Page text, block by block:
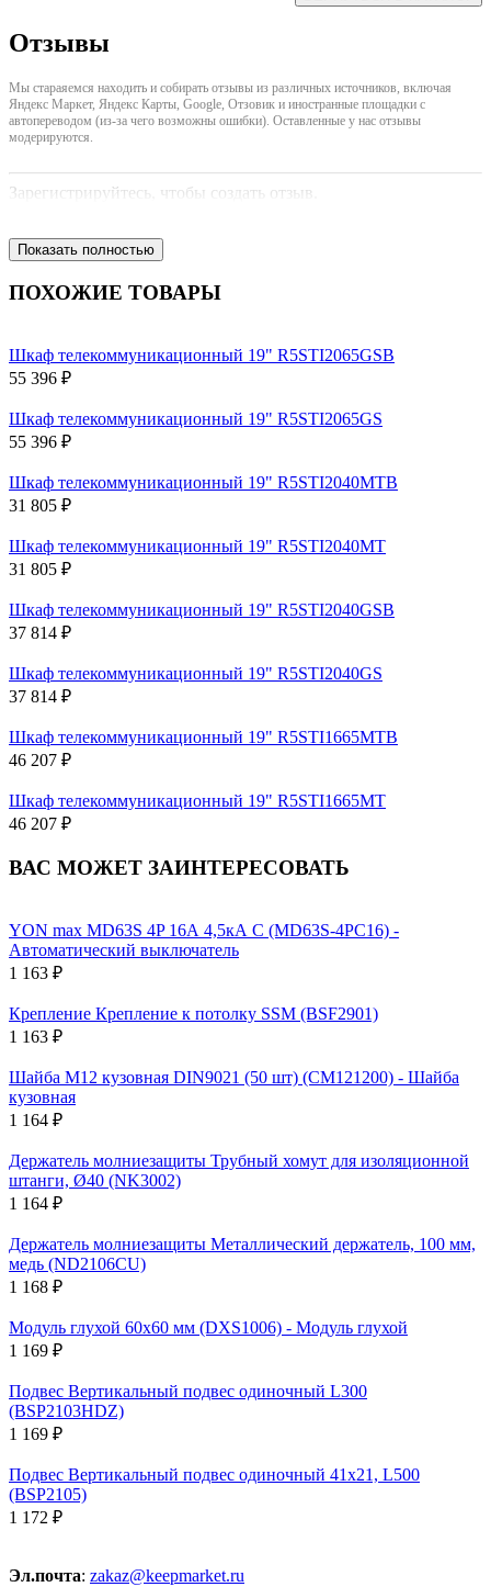
Отзывы
Мы стараяемся находить и собирать отзывы из различных источников, включая
Яндекс Маркет, Яндекс Карты, Google, Отзовик и иностранные площадки с
автопереводом (из-за чего возможны ошибки). Оставленные у нас отзывы
модерируются.
Зарегистрируйтесь, чтобы создать отзыв.
Показать полностью
ПОХОЖИЕ ТОВАРЫ
Шкаф телекоммуникационный 19" R5STI2065GSB
55 396 ₽
Шкаф телекоммуникационный 19" R5STI2065GS
55 396 ₽
Шкаф телекоммуникационный 19" R5STI2040MTB
31 805 ₽
Шкаф телекоммуникационный 19" R5STI2040MT
31 805 ₽
Шкаф телекоммуникационный 19" R5STI2040GSB
37 814 ₽
Шкаф телекоммуникационный 19" R5STI2040GS
37 814 ₽
Шкаф телекоммуникационный 19" R5STI1665MTB
46 207 ₽
Шкаф телекоммуникационный 19" R5STI1665MT
46 207 ₽
ВАС МОЖЕТ ЗАИНТЕРЕСОВАТЬ
YON max MD63S 4P 16А 4,5кА C (MD63S-4PC16) -
Автоматический выключатель
1 163 ₽
Крепление Крепление к потолку SSM (BSF2901)
1 163 ₽
Шайба М12 кузовная DIN9021 (50 шт) (CM121200) - Шайба
кузовная
1 164 ₽
Держатель молниезащиты Трубный хомут для изоляционной
штанги, Ø40 (NK3002)
1 164 ₽
Держатель молниезащиты Металлический держатель, 100 мм,
медь (ND2106CU)
1 168 ₽
Модуль глухой 60х60 мм (DXS1006) - Модуль глухой
1 169 ₽
Подвес Вертикальный подвес одиночный L300
(BSP2103HDZ)
1 169 ₽
Подвес Вертикальный подвес одиночный 41х21, L500
(BSP2105)
1 172 ₽
Эл.почта: zakaz@keepmarket.ru